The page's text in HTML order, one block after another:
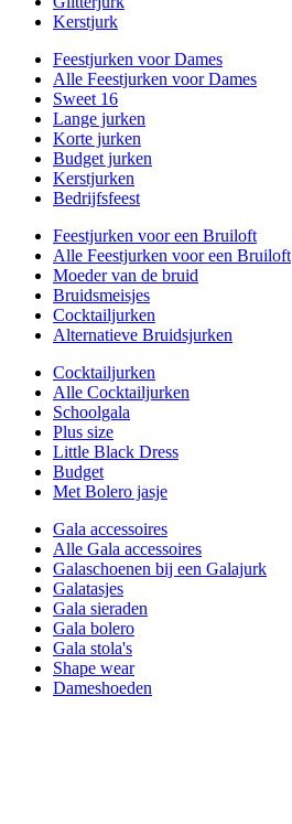
Kerstjurk
Feestjurken voor Dames
Alle Feestjurken voor Dames
Sweet 16
Lange jurken
Korte jurken
Budget jurken
Kerstjurken
Bedrijfsfeest
Feestjurken voor een Bruiloft
Alle Feestjurken voor een Bruiloft
Moeder van de bruid
Bruidsmeisjes
Cocktailjurken
Alternatieve Bruidsjurken
Cocktailjurken
Alle Cocktailjurken
Schoolgala
Plus size
Little Black Dress
Budget
Met Bolero jasje
Gala accessoires
Alle Gala accessoires
Galaschoenen bij een Galajurk
Galatasjes
Gala sieraden
Gala bolero
Gala stola's
Shape wear
Dameshoeden